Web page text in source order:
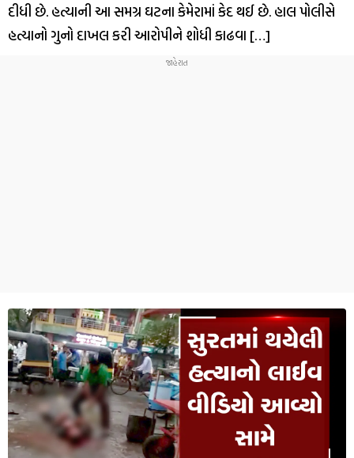
દીધી છે. હત્યાની આ સમગ્ર ઘટના કેમેરામાં કેદ થઈ છે. હાલ પોલીસે
હત્યાનો ગુનો દાખલ કરી આરોપીને શોધી કાઢવા […]